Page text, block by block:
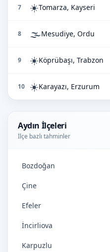
7 ☀️Tomarza, Kayseri
8 🌫️Mesudiye, Ordu
9 ☀️Köprübaşı, Trabzon
10 ☀️Karayazı, Erzurum
Aydın İlçeleri
İlçe bazlı tahminler
Bozdoğan
Çine
Efeler
İncirliova
Karpuzlu